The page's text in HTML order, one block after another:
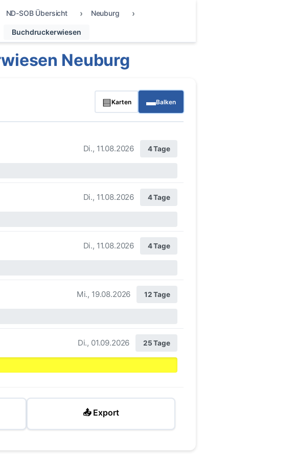
ND-SOB Übersicht Neuburg
Buchdruckerwiesen
Neuburg
▤Karten ▬Balken
Di., 11.08.2026 4 Tage
Di., 11.08.2026 4 Tage
Di., 11.08.2026 4 Tage
Mi., 19.08.2026 12 Tage
Di., 01.09.2026 25 Tage
📤 Export